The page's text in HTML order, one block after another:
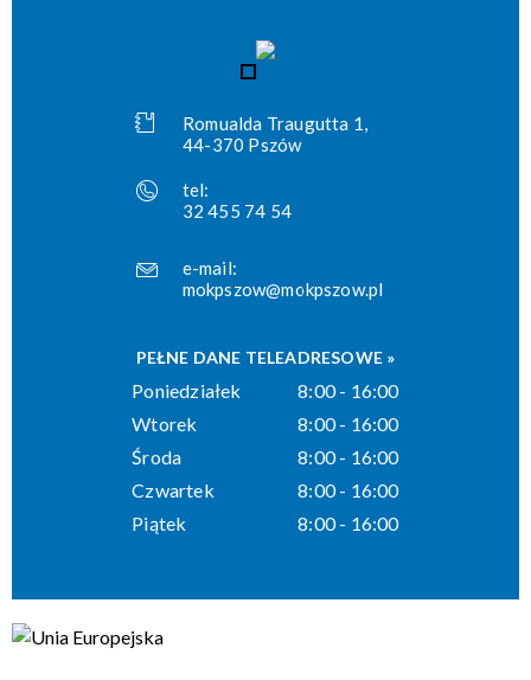
Romualda Traugutta 1,
44-370 Pszów
tel:
32 455 74 54
e-mail:
mokpszow@mokpszow.pl
PEŁNE DANE TELEADRESOWE »
Poniedziałek
8:00 - 16:00
Wtorek
8:00 - 16:00
Środa
8:00 - 16:00
Czwartek
8:00 - 16:00
Piątek
8:00 - 16:00